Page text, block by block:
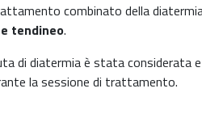
combinato della
tendineo.
di diatermia è stata considerata
la sessione di trattamento.